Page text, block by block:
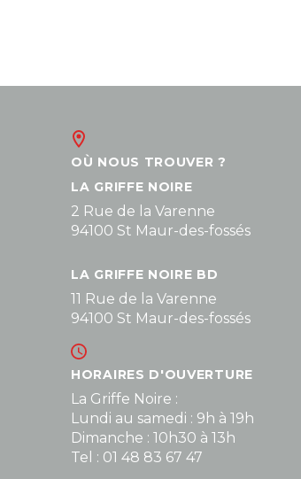
OÙ NOUS TROUVER ?
LA GRIFFE NOIRE
2 Rue de la Varenne
94100 St Maur-des-fossés
LA GRIFFE NOIRE BD
11 Rue de la Varenne
94100 St Maur-des-fossés
HORAIRES D'OUVERTURE
La Griffe Noire :
Lundi au samedi : 9h à 19h
Dimanche : 10h30 à 13h
Tel : 01 48 83 67 47